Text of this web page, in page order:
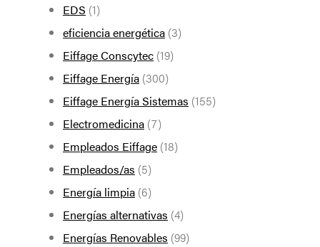
EDS (1)
eficiencia energética (3)
Eiffage Conscytec (19)
Eiffage Energía (300)
Eiffage Energía Sistemas (155)
Electromedicina (7)
Empleados Eiffage (18)
Empleados/as (5)
Energía limpia (6)
Energías alternativas (4)
Energías Renovables (99)